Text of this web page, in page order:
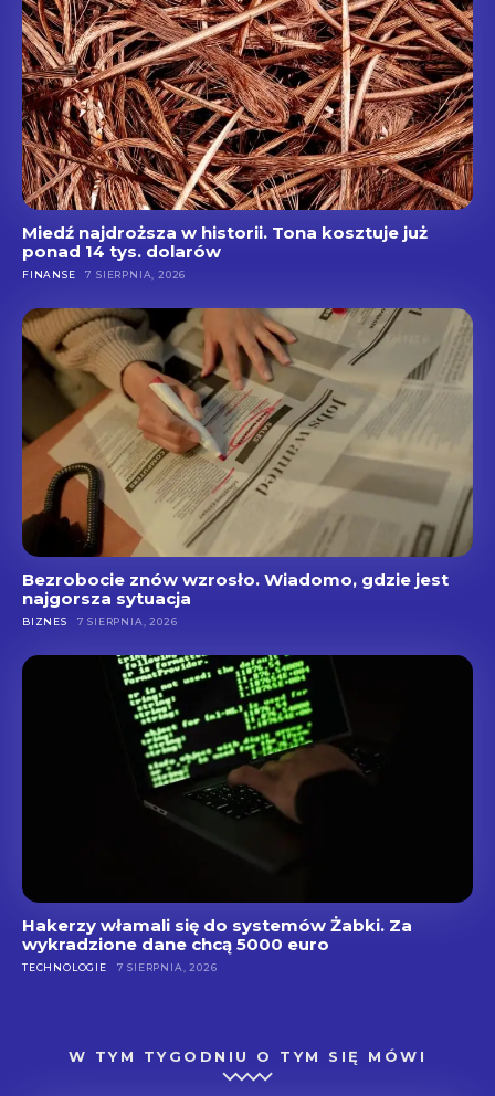
Miedź najdroższa w historii. Tona kosztuje już
ponad 14 tys. dolarów
FINANSE 7 SIERPNIA, 2026
Bezrobocie znów wzrosło. Wiadomo, gdzie jest
najgorsza sytuacja
BIZNES 7 SIERPNIA, 2026
Hakerzy włamali się do systemów Żabki. Za
wykradzione dane chcą 5000 euro
TECHNOLOGIE 7 SIERPNIA, 2026
W TYM TYGODNIU O TYM SIĘ MÓWI